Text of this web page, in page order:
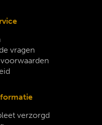
vragen
verzorgd